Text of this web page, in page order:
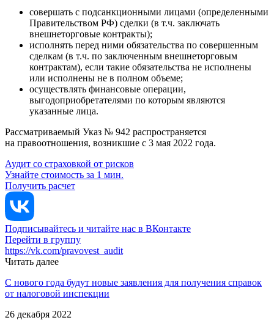
совершать с подсанкционными лицами (определенными
Правительством РФ) сделки (в т.ч. заключать
внешнеторговые контракты);
исполнять перед ними обязательства по совершенным
сделкам (в т.ч. по заключенным внешнеторговым
контрактам), если такие обязательства не исполнены
или исполнены не в полном объеме;
осуществлять финансовые операции,
выгодоприобретателями по которым являются
указанные лица.
Рассматриваемый Указ № 942 распространяется
на правоотношения, возникшие с 3 мая 2022 года.
Аудит со страховкой от рисков
Узнайте стоимость за 1 мин.
Получить расчет
Подписывайтесь и читайте нас в ВКонтакте
Перейти в группу
https://vk.com/pravovest_audit
Читать далее
С нового года будут новые заявления для получения справок
от налоговой инспекции
26 декабря 2022